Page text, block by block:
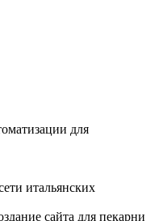
для
итальянских
сайта для пекарни